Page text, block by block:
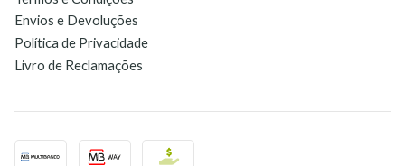
Envios e Devoluções
Política de Privacidade
Livro de Reclamações